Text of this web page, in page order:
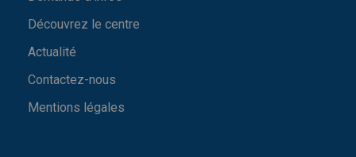
Découvrez le centre
Actualité
Contactez-nous
Mentions légales